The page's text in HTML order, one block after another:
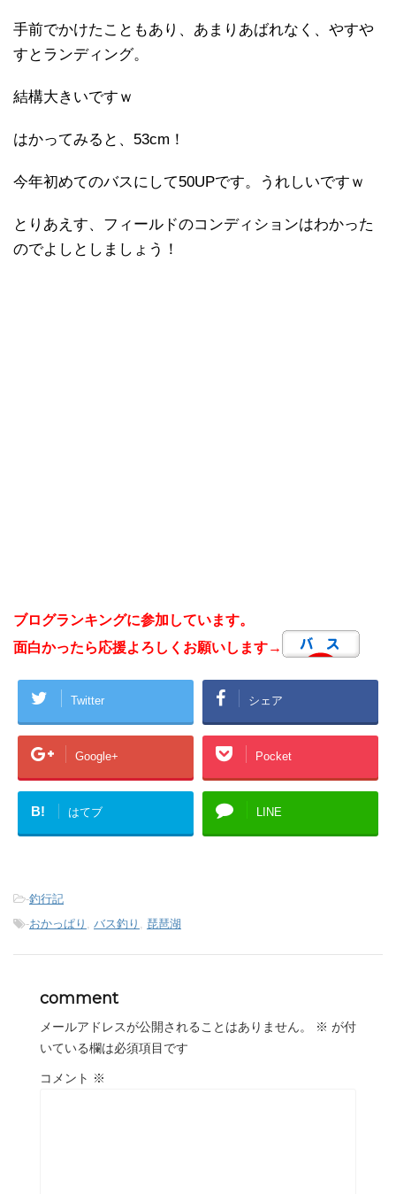
手前でかけたこともあり、あまりあばれなく、やすや
すとランディング。
結構大きいですｗ
はかってみると、53cm！
今年初めてのバスにして50UPです。うれしいですｗ
とりあえす、フィールドのコンディションはわかった
のでよしとしましょう！
ブログランキングに参加しています。
面白かったら応援よろしくお願いします→
Twitter シェア
Google+ Pocket
B! はてブ LINE
-釣行記
-おかっぱり バス釣り 琵琶湖
comment
メールアドレスが公開されることはありません。 ※ が付
いている欄は必須項目です
コメント ※